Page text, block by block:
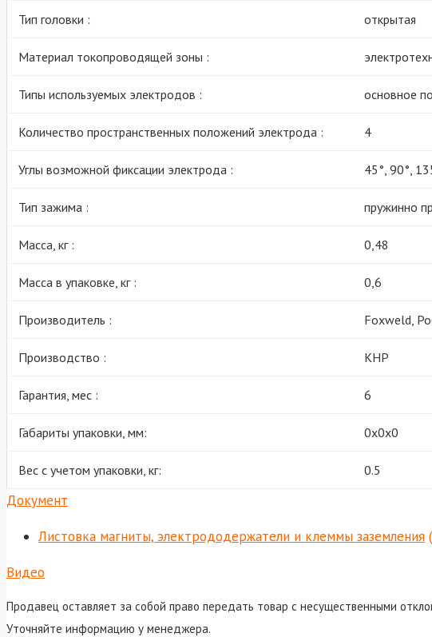
Тип головки : открытая
Материал токопроводящей зоны :
Типы используемых электродов : основное
Количество пространственных положений электрода : 4
Углы возможной фиксации электрода : 45°, 90°,
Тип зажима : пружинно
Масса, кг : 0,48
Масса в упаковке, кг : 0,6
Производитель : Foxweld,
Производство : КНР
Гарантия, мес : 6
Габариты упаковки, мм: 0х0х0
Вес с учетом упаковки, кг: 0.5
Документ
Листовка магниты, электрододержатели и клеммы заземления
Видео
Продавец оставляет за собой право передать товар с несущественными
Уточняйте информацию у менеджера.